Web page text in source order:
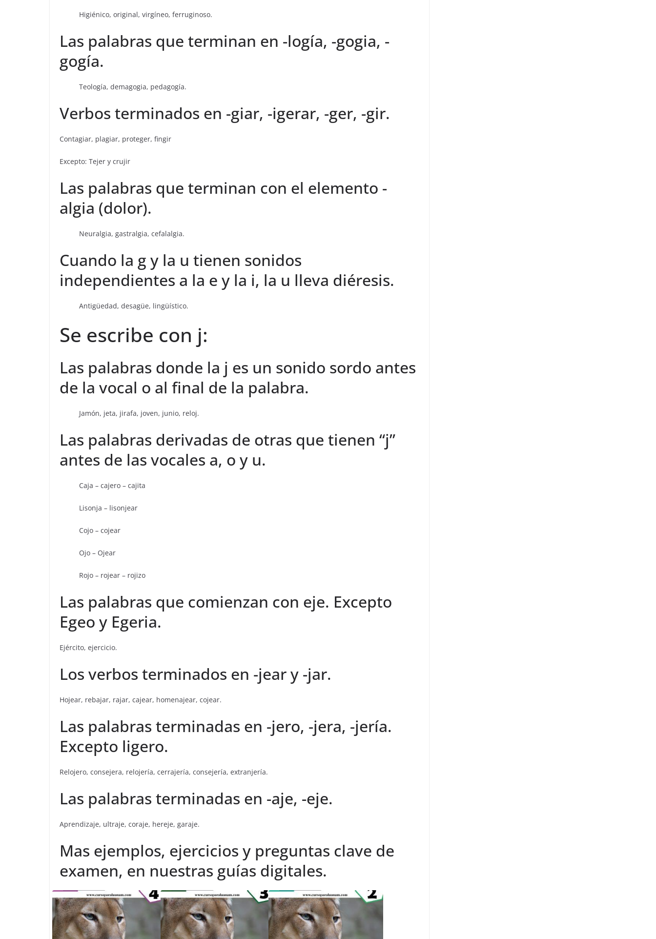
Higiénico, original, virgíneo, ferruginoso.
Las palabras que terminan en -logía, -gogia, -
gogía.
Teología, demagogia, pedagogía.
Verbos terminados en -giar, -igerar, -ger, -gir.
Contagiar, plagiar, proteger, fingir
Excepto: Tejer y crujir
Las palabras que terminan con el elemento -
algia (dolor).
Neuralgia, gastralgia, cefalalgia.
Cuando la g y la u tienen sonidos
independientes a la e y la i, la u lleva diéresis.
Antigüedad, desagüe, lingüístico.
Se escribe con j:
Las palabras donde la j es un sonido sordo antes
de la vocal o al final de la palabra.
Jamón, jeta, jirafa, joven, junio, reloj.
Las palabras derivadas de otras que tienen “j”
antes de las vocales a, o y u.
Caja – cajero – cajita
Lisonja – lisonjear
Cojo – cojear
Ojo – Ojear
Rojo – rojear – rojizo
Las palabras que comienzan con eje. Excepto
Egeo y Egeria.
Ejército, ejercicio.
Los verbos terminados en -jear y -jar.
Hojear, rebajar, rajar, cajear, homenajear, cojear.
Las palabras terminadas en -jero, -jera, -jería.
Excepto ligero.
Relojero, consejera, relojería, cerrajería, consejería, extranjería.
Las palabras terminadas en -aje, -eje.
Aprendizaje, ultraje, coraje, hereje, garaje.
Mas ejemplos, ejercicios y preguntas clave de
examen, en nuestras guías digitales.